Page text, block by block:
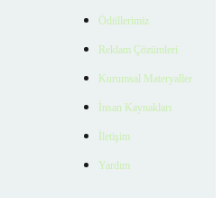
Ödüllerimiz
Reklam Çözümleri
Kurumsal Materyaller
İnsan Kaynakları
İletişim
Yardım